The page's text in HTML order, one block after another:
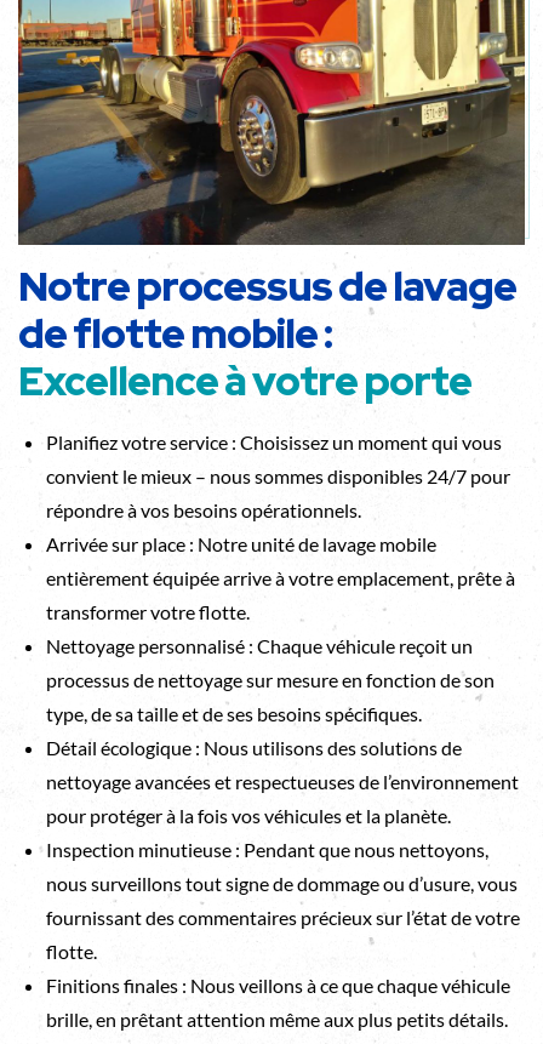
Notre processus de lavage
de flotte mobile :
Excellence à votre porte
Planifiez votre service : Choisissez un moment qui vous
convient le mieux – nous sommes disponibles 24/7 pour
répondre à vos besoins opérationnels.
Arrivée sur place : Notre unité de lavage mobile
entièrement équipée arrive à votre emplacement, prête à
transformer votre flotte.
Nettoyage personnalisé : Chaque véhicule reçoit un
processus de nettoyage sur mesure en fonction de son
type, de sa taille et de ses besoins spécifiques.
Détail écologique : Nous utilisons des solutions de
nettoyage avancées et respectueuses de l’environnement
pour protéger à la fois vos véhicules et la planète.
Inspection minutieuse : Pendant que nous nettoyons,
nous surveillons tout signe de dommage ou d’usure, vous
fournissant des commentaires précieux sur l’état de votre
flotte.
Finitions finales : Nous veillons à ce que chaque véhicule
brille, en prêtant attention même aux plus petits détails.